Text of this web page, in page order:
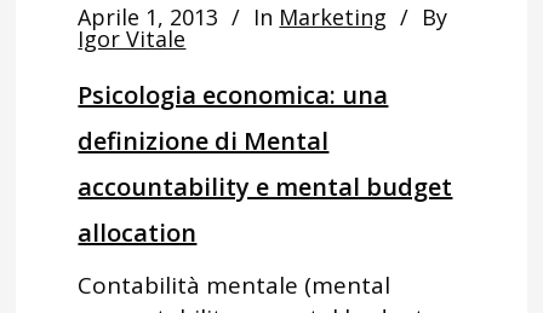
Aprile 1, 2013 In Marketing By
Igor Vitale
Psicologia economica: una
definizione di Mental
accountability e mental budget
allocation
Contabilità mentale (mental